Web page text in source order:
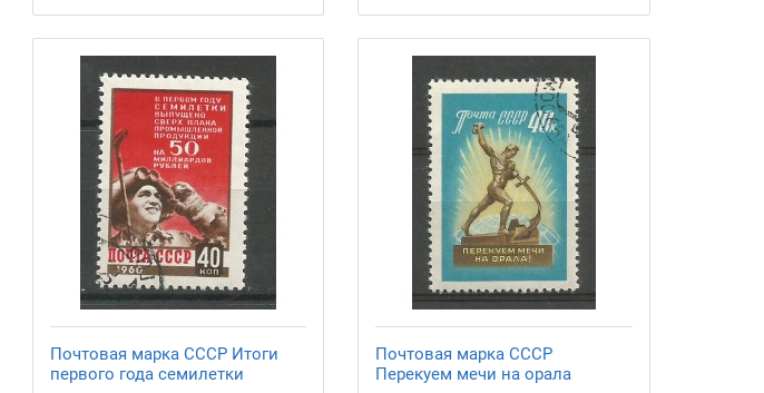
Почтовая марка СССР Итоги
первого года семилетки
Почтовая марка СССР
Перекуем мечи на орала